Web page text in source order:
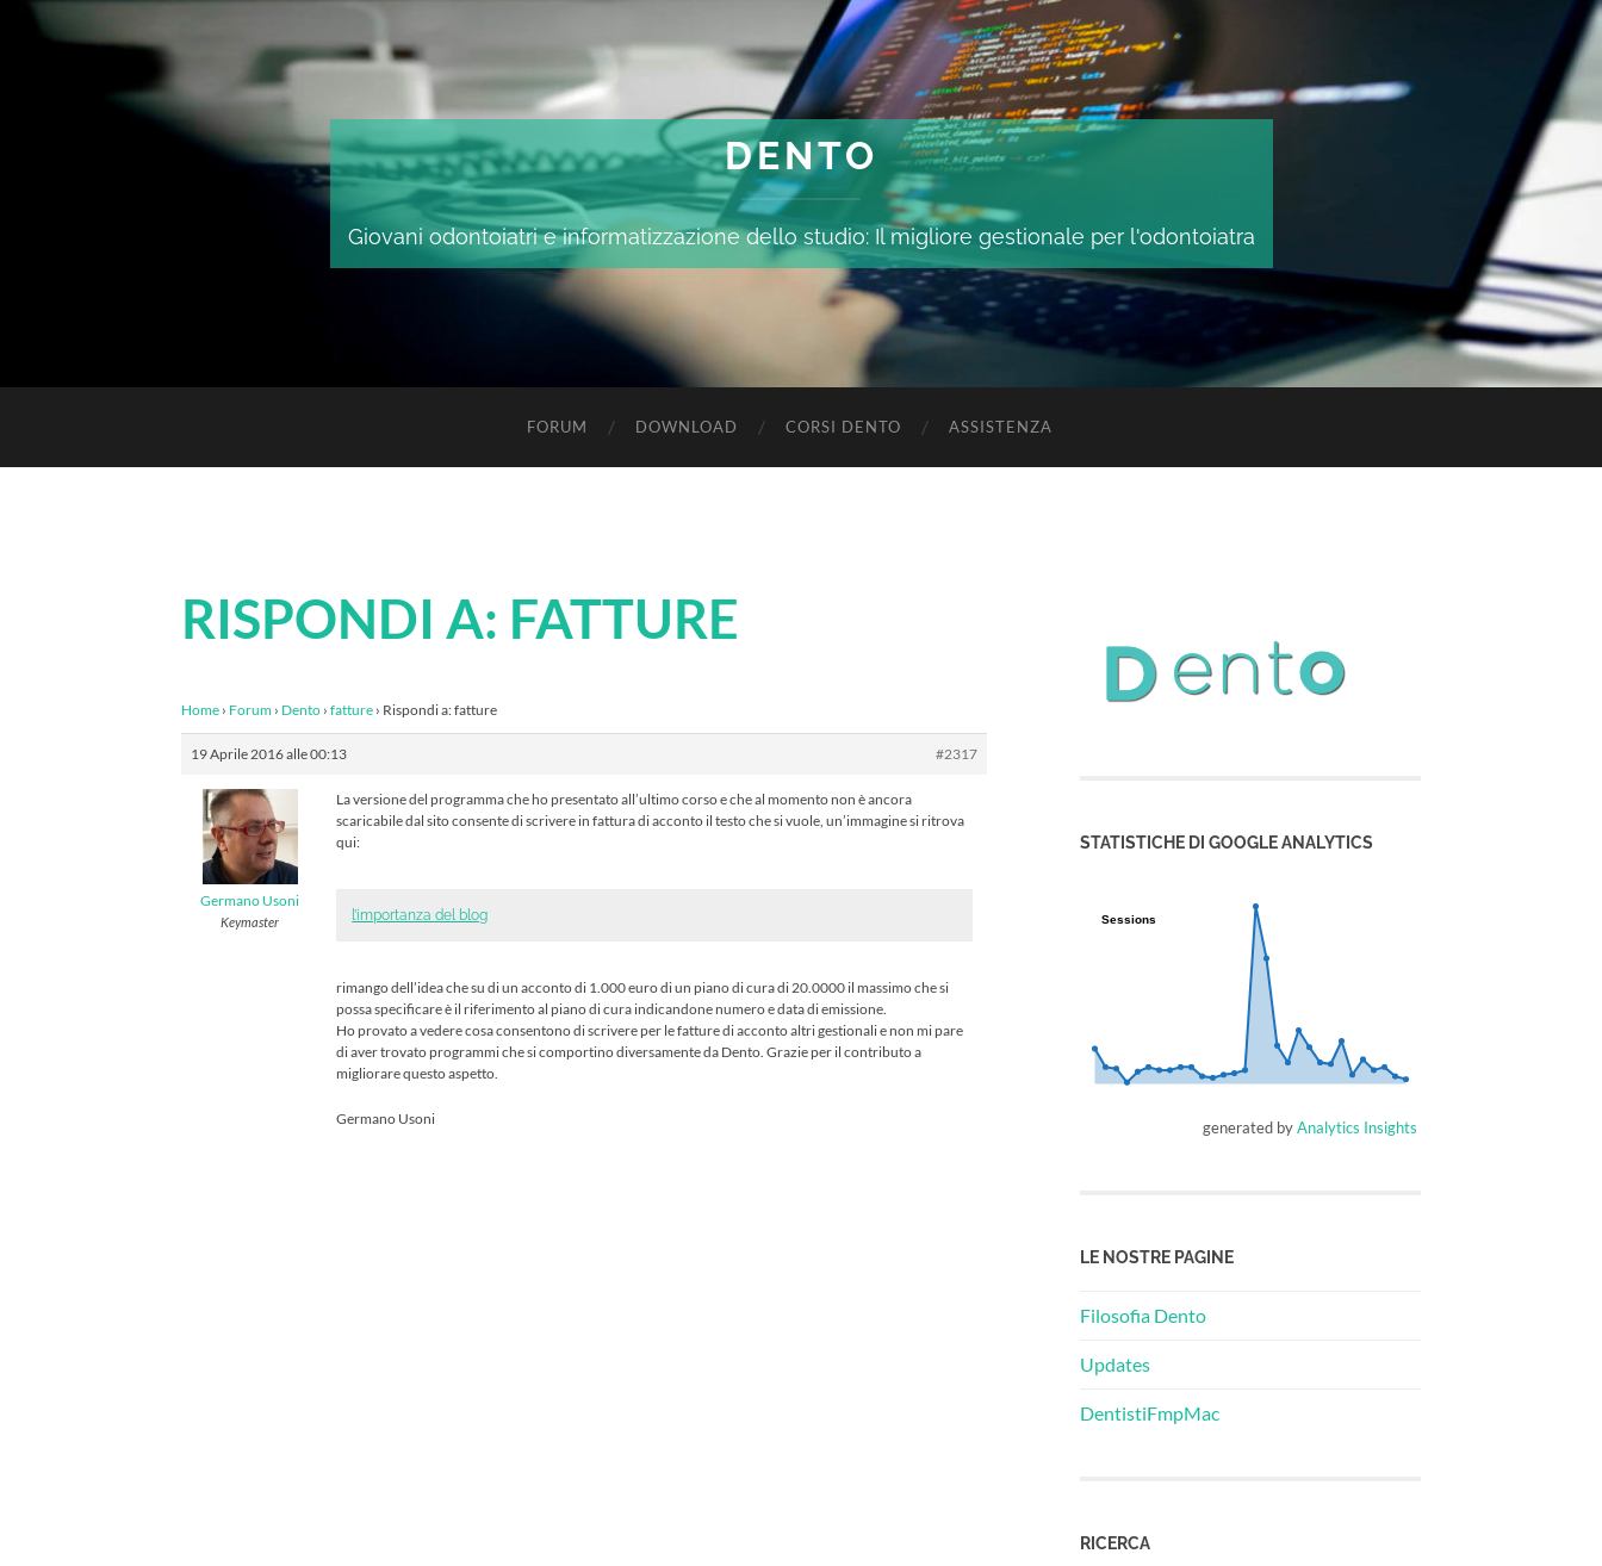
DENTO
Giovani odontoiatri e informatizzazione dello studio: Il migliore gestionale per l'odontoiatra
FORUM DOWNLOAD CORSI DENTO ASSISTENZA
RISPONDI A: FATTURE
Home › Forum › Dento › fatture › Rispondi a: fatture
19 Aprile 2016 alle 00:13 #2317
Germano Usoni
Keymaster
La versione del programma che ho presentato all’ultimo corso e che al momento non è ancora
scaricabile dal sito consente di scrivere in fattura di acconto il testo che si vuole, un’immagine si ritrova
qui:
l’importanza del blog
rimango dell’idea che su di un acconto di 1.000 euro di un piano di cura di 20.0000 il massimo che si
possa specificare è il riferimento al piano di cura indicandone numero e data di emissione.
Ho provato a vedere cosa consentono di scrivere per le fatture di acconto altri gestionali e non mi pare
di aver trovato programmi che si comportino diversamente da Dento. Grazie per il contributo a
migliorare questo aspetto.
Germano Usoni
STATISTICHE DI GOOGLE ANALYTICS
Sessions
Sessions
generated byAnalytics Insights
LE NOSTRE PAGINE
Filosofia Dento
Updates
DentistiFmpMac
RICERCA